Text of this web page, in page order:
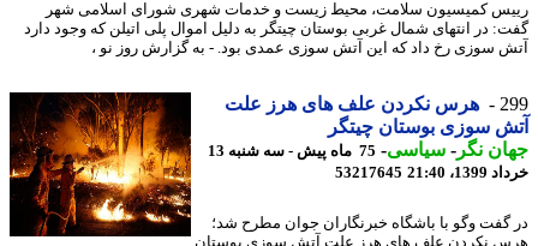
کمیسیون سلامت، محیط زیست و خدمات شهری شورای اسلامی شهر
در انتهای شمال غربی بوستان چیتگر به دلیل اموال پلی اتیلن که وجود دارد
سوزی رخ داد که این آتش سوزی عمدی بود. - به گزارش روز نو ،
هرس نکردن علف های هرز علت
سوزی بوستان چیتگر
نگر -سیاسی-
75 ماه پیش - سه شنبه 13
21:40
53217645
وگو با باشگاه خبرنگاران جوان مطرح شد؛
نکردن علف های هرز علت آتش سوزی بوستان